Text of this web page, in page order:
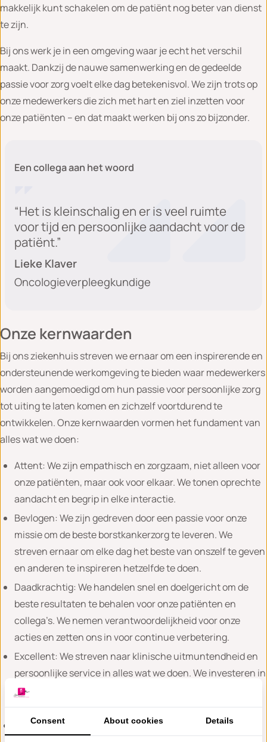
makkelijk kunt schakelen om de patiënt nog beter van dienst
te zijn.
Bij ons werk je in een omgeving waar je echt het verschil
maakt. Dankzij de nauwe samenwerking en de gedeelde
passie voor zorg voelt elke dag betekenisvol. We zijn trots op
onze medewerkers die zich met hart en ziel inzetten voor
onze patiënten – en dat maakt werken bij ons zo bijzonder.
Een collega aan het woord
“Het is kleinschalig en er is veel ruimte
voor tijd en persoonlijke aandacht voor de
patiënt.”
Lieke Klaver
Oncologieverpleegkundige
Onze kernwaarden
Bij ons ziekenhuis streven we ernaar om een inspirerende en
ondersteunende werkomgeving te bieden waar medewerkers
worden aangemoedigd om hun passie voor persoonlijke zorg
tot uiting te laten komen en zichzelf voortdurend te
ontwikkelen. Onze kernwaarden vormen het fundament van
alles wat we doen:
Attent: We zijn empathisch en zorgzaam, niet alleen voor
onze patiënten, maar ook voor elkaar. We tonen oprechte
aandacht en begrip in elke interactie.
Bevlogen: We zijn gedreven door een passie voor onze
missie om de beste borstkankerzorg te leveren. We
streven ernaar om elke dag het beste van onszelf te geven
en anderen te inspireren hetzelfde te doen.
Daadkrachtig: We handelen snel en doelgericht om de
beste resultaten te behalen voor onze patiënten en
collega’s. We nemen verantwoordelijkheid voor onze
acties en zetten ons in voor continue verbetering.
Excellent: We streven naar klinische uitmuntendheid en
persoonlijke service in alles wat we doen. We investeren in
onderzoek, training, technologie en processen om de
hoogste standaarden te handhaven.
Samen: We geloven in de kracht van samenwerking en
Consent About cookies Details